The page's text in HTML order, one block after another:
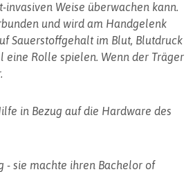
Weise überwachen kann.
und wird am Handgelenk
Sauerstoffgehalt im Blut, Blutdruck
Rolle spielen. Wenn der Träger
in Bezug auf die Hardware des
- sie machte ihren Bachelor of